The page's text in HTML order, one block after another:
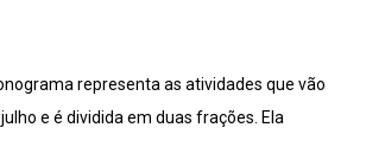
representa as atividades que vão
e é dividida em duas frações. Ela